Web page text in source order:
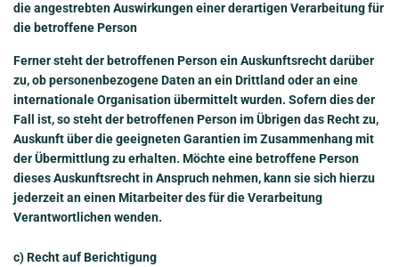
die angestrebten Auswirkungen einer derartigen Verarbeitung für
die betroffene Person
Ferner steht der betroffenen Person ein Auskunftsrecht darüber
zu, ob personenbezogene Daten an ein Drittland oder an eine
internationale Organisation übermittelt wurden. Sofern dies der
Fall ist, so steht der betroffenen Person im Übrigen das Recht zu,
Auskunft über die geeigneten Garantien im Zusammenhang mit
der Übermittlung zu erhalten. Möchte eine betroffene Person
dieses Auskunftsrecht in Anspruch nehmen, kann sie sich hierzu
jederzeit an einen Mitarbeiter des für die Verarbeitung
Verantwortlichen wenden.
c) Recht auf Berichtigung